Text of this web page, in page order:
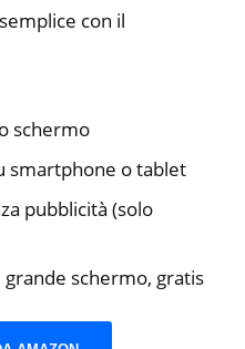
con il
schermo
smartphone o tablet
pubblicità (solo
schermo, gratis